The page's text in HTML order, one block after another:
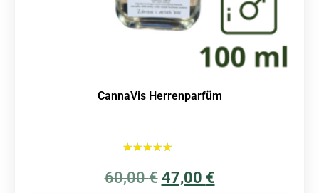
CannaVis Herrenparfüm
5.00
von 5
60,00€ 47,00 €